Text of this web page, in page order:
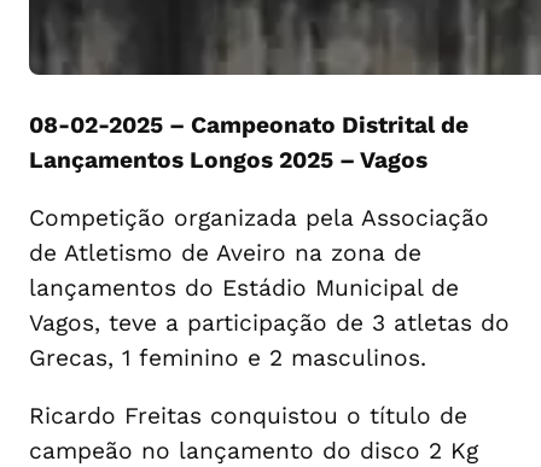
08-02-2025 – Campeonato Distrital de
Lançamentos Longos 2025 – Vagos
Competição organizada pela Associação
de Atletismo de Aveiro na zona de
lançamentos do Estádio Municipal de
Vagos, teve a participação de 3 atletas do
Grecas, 1 feminino e 2 masculinos.
Ricardo Freitas conquistou o título de
campeão no lançamento do disco 2 Kg